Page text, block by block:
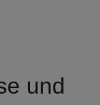
und